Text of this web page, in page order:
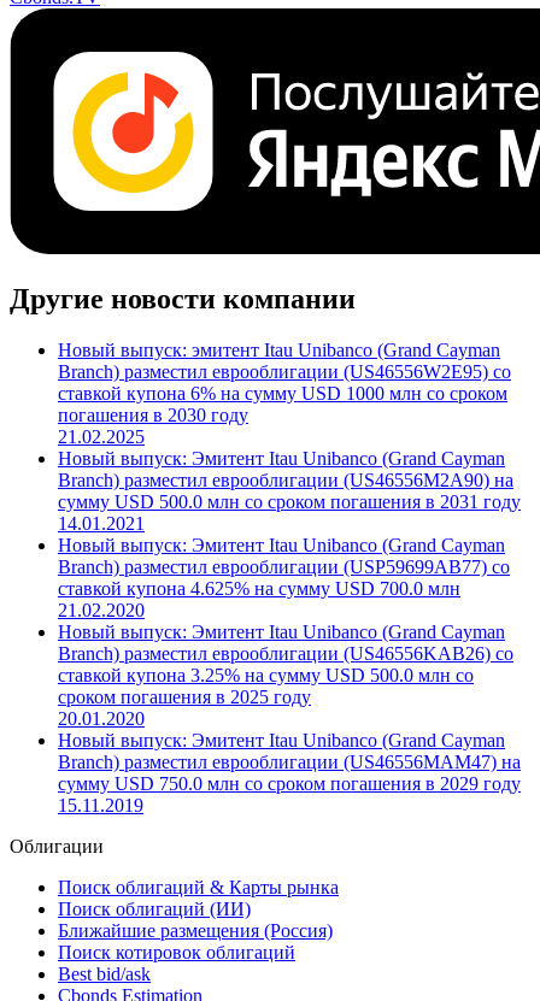
Поделиться
Cbonds.TV
Другие новости компании
Новый выпуск: эмитент Itau Unibanco (Grand Cayman
Branch) разместил еврооблигации (US46556W2E95) со
ставкой купона 6% на сумму USD 1000 млн со сроком
погашения в 2030 году
21.02.2025
Новый выпуск: Эмитент Itau Unibanco (Grand Cayman
Branch) разместил еврооблигации (US46556M2A90) на
сумму USD 500.0 млн со сроком погашения в 2031 году
14.01.2021
Новый выпуск: Эмитент Itau Unibanco (Grand Cayman
Branch) разместил еврооблигации (USP59699AB77) со
ставкой купона 4.625% на сумму USD 700.0 млн
21.02.2020
Новый выпуск: Эмитент Itau Unibanco (Grand Cayman
Branch) разместил еврооблигации (US46556KAB26) со
ставкой купона 3.25% на сумму USD 500.0 млн со
сроком погашения в 2025 году
20.01.2020
Branch) разместил еврооблигации (US46556MAM47) на
15.11.2019
Облигации
Поиск облигаций & Карты рынка
Поиск облигаций (ИИ)